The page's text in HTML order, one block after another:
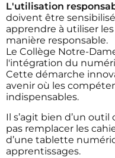
L'utilisation
doivent être
apprendre à utiliser
manière responsable.
Le Collège Notre-
l'intégration du
Cette démarche
avenir où les
indispensables.
Il s’agit bien d’un
pas remplacer les
d’une tablette
apprentissages.